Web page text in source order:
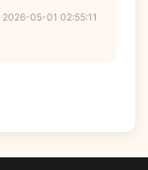
2026-05-01 02:55:11